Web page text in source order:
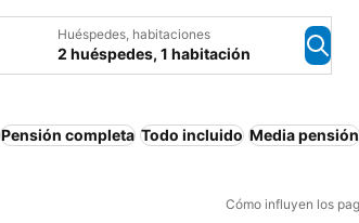
Huéspedes, habitaciones
2 huéspedes, 1 habitación
Pensión completa Todo incluido Media pensión
Cómo influyen los